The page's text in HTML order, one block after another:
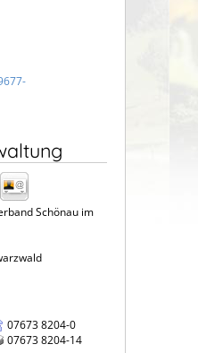
Schönau im
07673 8204-0
07673 8204-14